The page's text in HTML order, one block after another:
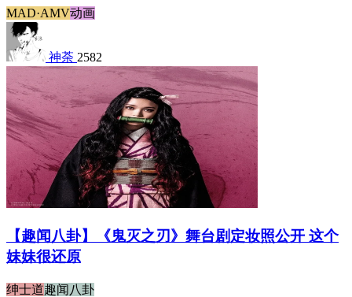
MAD·AMV动画
神荼 2582
【趣闻八卦】《鬼灭之刃》舞台剧定妆照公开 这个
妹妹很还原
绅士道趣闻八卦